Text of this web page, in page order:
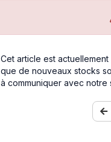
Cet article est
que de nouveaux stocks
à communiquer avec notre